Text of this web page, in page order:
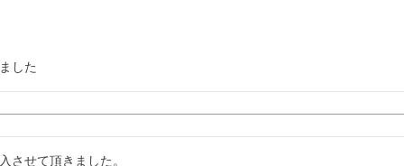
した
させて頂きました。